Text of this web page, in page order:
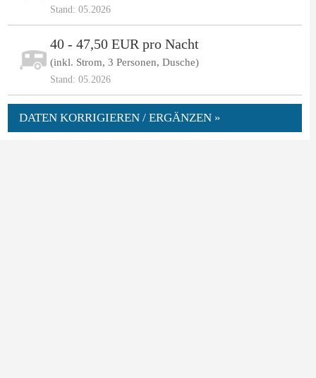
Stand: 05.2026
40 - 47,50 EUR pro Nacht
(inkl. Strom, 3 Personen, Dusche)
Stand: 05.2026
DATEN KORRIGIEREN / ERGÄNZEN »